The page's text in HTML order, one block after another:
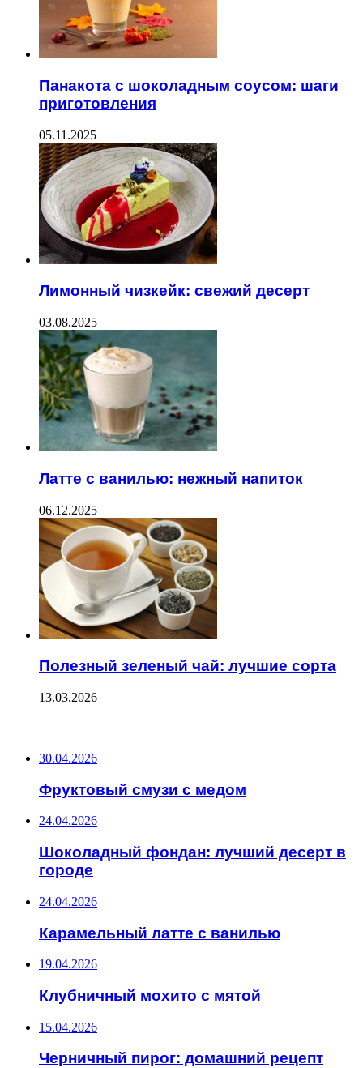
Панакота с шоколадным соусом: шаги
приготовления
05.11.2025
Лимонный чизкейк: свежий десерт
03.08.2025
Латте с ванилью: нежный напиток
06.12.2025
Полезный зеленый чай: лучшие сорта
13.03.2026
30.04.2026
Фруктовый смузи с медом
24.04.2026
Шоколадный фондан: лучший десерт в
городе
24.04.2026
Карамельный латте с ванилью
19.04.2026
Клубничный мохито с мятой
15.04.2026
Черничный пирог: домашний рецепт